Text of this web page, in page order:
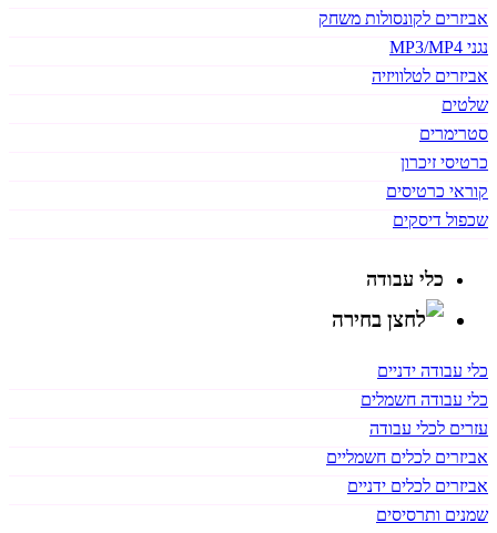
אביזרים לקונסולות משחק
נגני MP3/MP4
אביזרים לטלוויזיה
שלטים
סטרימרים
כרטיסי זיכרון
קוראי כרטיסים
שכפול דיסקים
כלי עבודה
כלי עבודה ידניים
כלי עבודה חשמלים
עזרים לכלי עבודה
אביזרים לכלים חשמליים
אביזרים לכלים ידניים
שמנים ותרסיסים